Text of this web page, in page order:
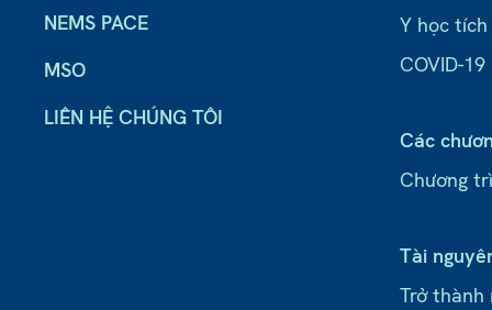
NEMS PACE
MSO
LIÊN HỆ CHÚNG TÔI
Y học
COVID-19
Các
Chương
Tài
Trở